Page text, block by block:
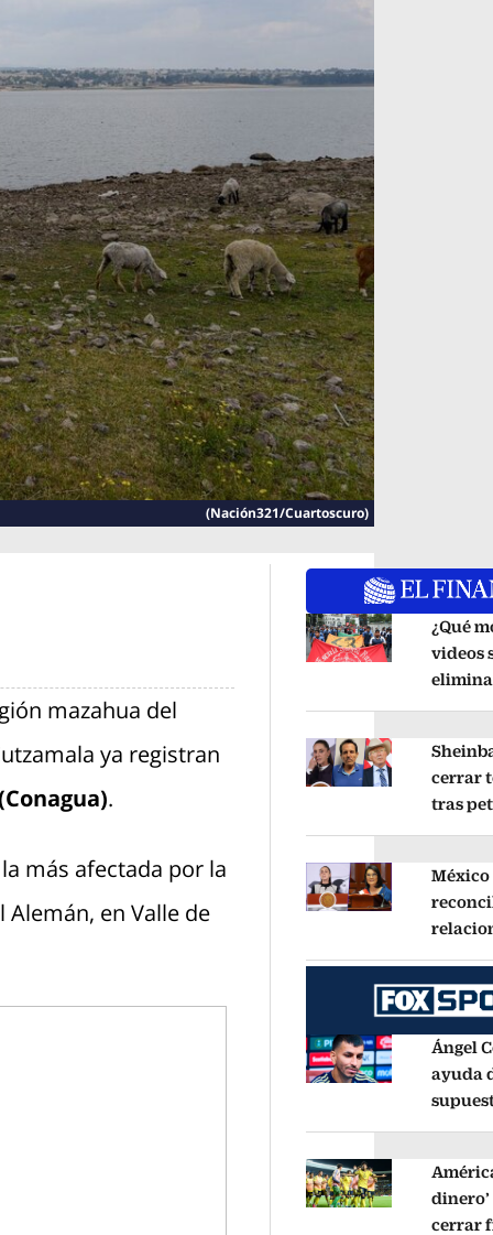
(Nación321/Cuartoscuro)
mazahua del
ya registran
.
más afectada por la
Alemán, en Valle de
Opens in new window
¿Qué
videos
Opens in new window
cerrar
tras
Opens in new window
México
Chávez
Opens in new window
Ángel
ayuda
Opens in new window
cerrar